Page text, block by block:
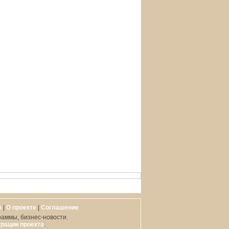
| О проекте | Cоглашение
бизнес-новости.
проекта